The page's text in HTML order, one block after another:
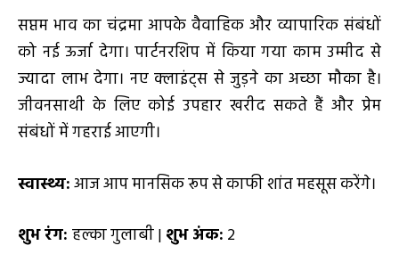
सप्तम भाव का चंद्रमा आपके वैवाहिक और व्यापारिक संबंधों
को नई ऊर्जा देगा। पार्टनरशिप में किया गया काम उम्मीद से
ज्यादा लाभ देगा। नए क्लाइंट्स से जुड़ने का अच्छा मौका है।
जीवनसाथी के लिए कोई उपहार खरीद सकते हैं और प्रेम
संबंधों में गहराई आएगी।
स्वास्थ्य:आज आप मानसिक रूप से काफी शांत महसूस करेंगे।
शुभ रंग: हल्का गुलाबी | शुभ अंक: 2